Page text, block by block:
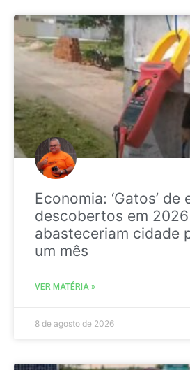
Economia: ‘Gatos’ de
descobertos em 2026
abasteceriam cidade
um mês
VER MATÉRIA »
8 de agosto de 2026